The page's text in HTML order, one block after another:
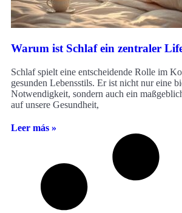
Warum ist Schlaf ein zentraler
Schlaf spielt eine entscheidende Rolle im
gesunden Lebensstils. Er ist nicht nur eine
Notwendigkeit, sondern auch ein
auf unsere Gesundheit,
Leer más »